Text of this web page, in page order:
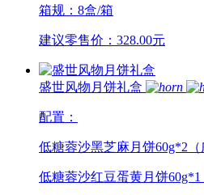
箱规：8盒/箱
建议零售价：328.00元
盛世风物月饼礼盒
配置：
低糖蓉沙黑芝麻月饼60g*2（
低糖蓉沙红豆蛋黄月饼60g*1